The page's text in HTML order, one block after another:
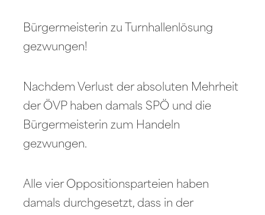
Bürgermeisterin zu Turnhallenlösung
gezwungen!
Nachdem Verlust der absoluten Mehrheit
der ÖVP haben damals SPÖ und die
Bürgermeisterin zum Handeln
gezwungen.
Alle vier Oppositionsparteien haben
damals durchgesetzt, dass in der